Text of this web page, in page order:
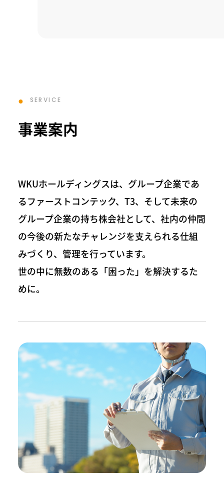
SERVICE
事業案内
WKUホールディングスは、グループ企業であ
るファーストコンテック、T3、そして未来の
グループ企業の持ち株会社として、社内の仲間
の今後の新たなチャレンジを支えられる仕組
みづくり、管理を行っています。
世の中に無数のある「困った」を解決するた
めに。